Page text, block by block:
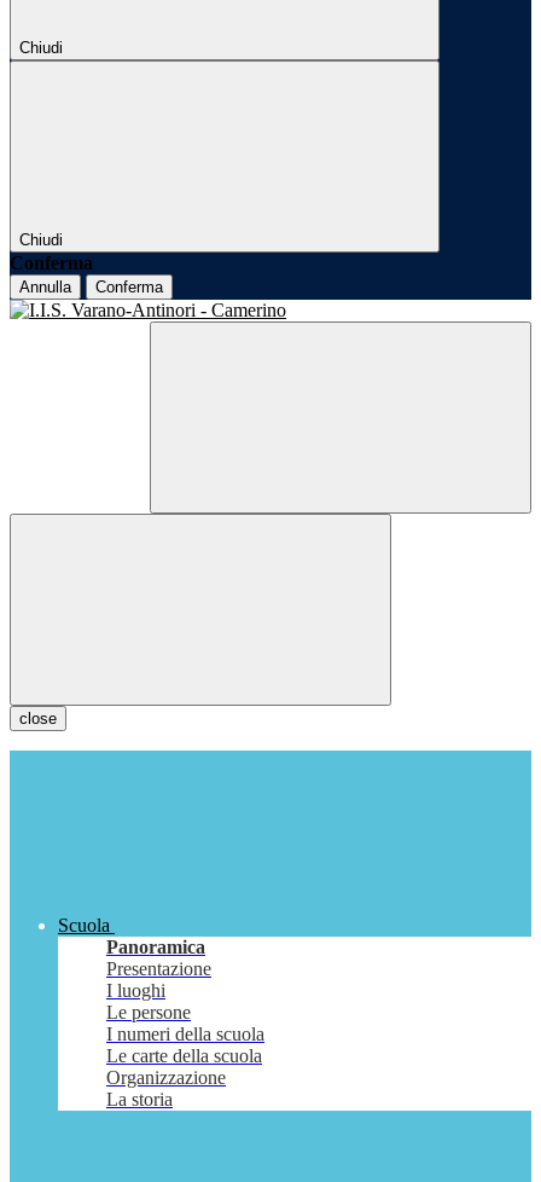
Chiudi
Chiudi
Conferma
Annulla Conferma
close
Scuola
Panoramica
Presentazione
I luoghi
Le persone
I numeri della scuola
Le carte della scuola
Organizzazione
La storia